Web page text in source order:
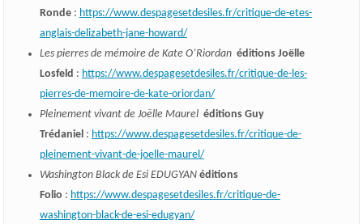
Ronde : https://www.despagesetdesiles.fr/critique-de-etes-
anglais-delizabeth-jane-howard/
Les pierres de mémoire de Kate O’Riordan éditions Joëlle
Losfeld : https://www.despagesetdesiles.fr/critique-de-les-
pierres-de-memoire-de-kate-oriordan/
Pleinement vivant de Joëlle Maurel éditions Guy
Trédaniel : https://www.despagesetdesiles.fr/critique-de-
pleinement-vivant-de-joelle-maurel/
Washington Black de Esi EDUGYAN éditions
Folio : https://www.despagesetdesiles.fr/critique-de-
washington-black-de-esi-edugyan/